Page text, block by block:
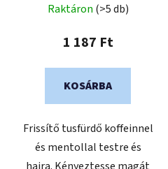
Raktáron (>5 db)
1 187 Ft
KOSÁRBA
Frissítő tusfürdő koffeinnel
és mentollal testre és